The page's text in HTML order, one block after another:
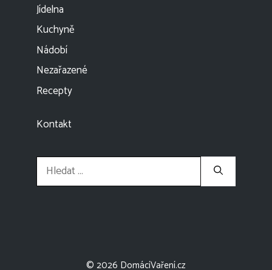
Jídelna
Kuchyně
Nádobí
Nezařazené
Recepty
Kontakt
Hledat:
© 2026 DomácíVaření.cz